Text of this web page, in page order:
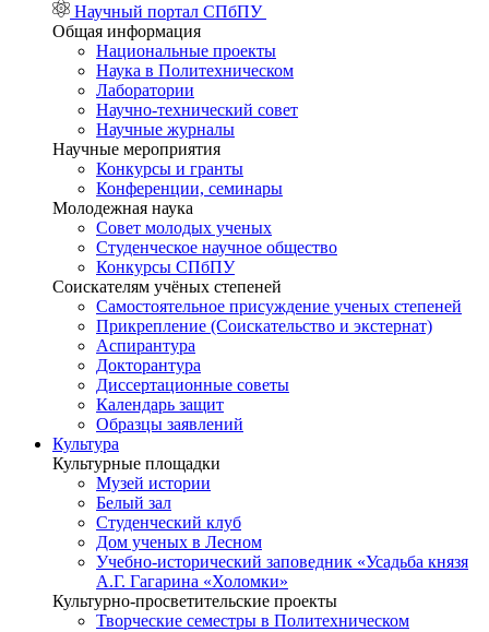
Научный портал СПбПУ
Общая информация
Национальные проекты
Наука в Политехническом
Лаборатории
Научно-технический совет
Научные журналы
Научные мероприятия
Конкурсы и гранты
Конференции, семинары
Молодежная наука
Совет молодых ученых
Студенческое научное общество
Конкурсы СПбПУ
Соискателям учёных степеней
Самостоятельное присуждение ученых степеней
Прикрепление (Соискательство и экстернат)
Аспирантура
Докторантура
Диссертационные советы
Календарь защит
Образцы заявлений
Культура
Культурные площадки
Музей истории
Белый зал
Студенческий клуб
Дом ученых в Лесном
Учебно-исторический заповедник «Усадьба князя
А.Г. Гагарина «Холомки»
Культурно-просветительские проекты
Творческие семестры в Политехническом